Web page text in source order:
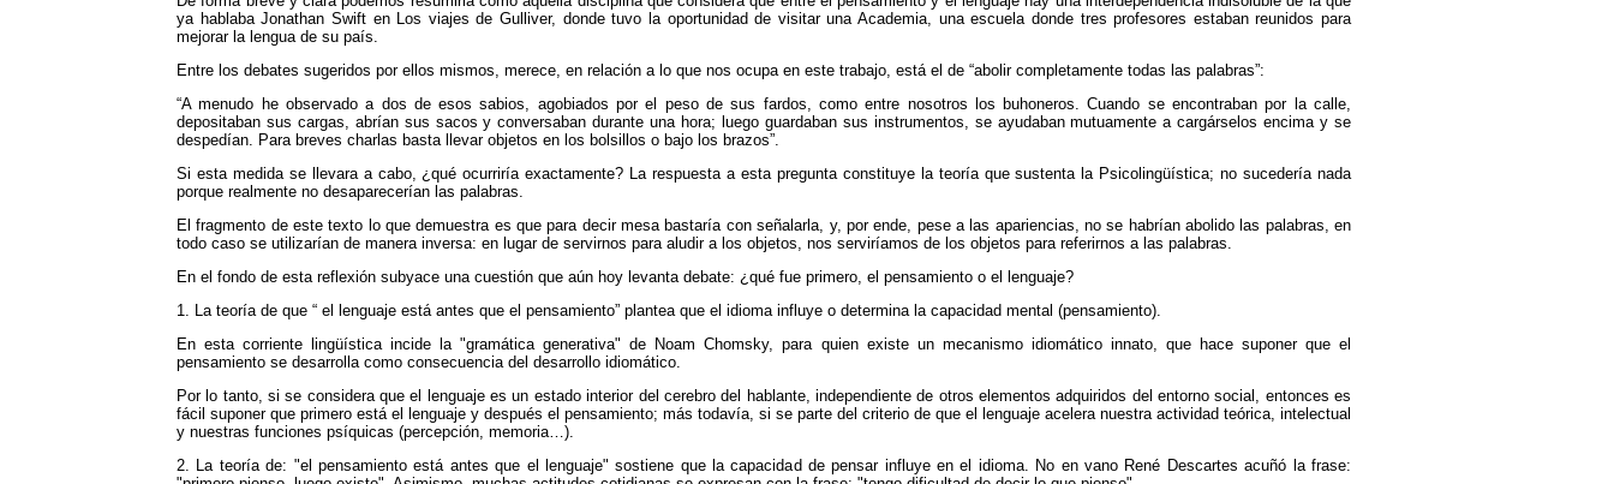
ya hablaba Jonathan Swift en Los viajes de Gulliver, donde tuvo la oportunidad de visitar una Academia, una escuela donde tres profesores estaban reunidos para
mejorar la lengua de su país.
Entre los debates sugeridos por ellos mismos, merece, en relación a lo que nos ocupa en este trabajo, está el de “abolir completamente todas las palabras”:
“A menudo he observado a dos de esos sabios, agobiados por el peso de sus fardos, como entre nosotros los buhoneros. Cuando se encontraban por la calle,
depositaban sus cargas, abrían sus sacos y conversaban durante una hora; luego guardaban sus instrumentos, se ayudaban mutuamente a cargárselos encima y se
despedían. Para breves charlas basta llevar objetos en los bolsillos o bajo los brazos”.
Si esta medida se llevara a cabo, ¿qué ocurriría exactamente? La respuesta a esta pregunta constituye la teoría que sustenta la Psicolingüística; no sucedería nada
porque realmente no desaparecerían las palabras.
El fragmento de este texto lo que demuestra es que para decir mesa bastaría con señalarla, y, por ende, pese a las apariencias, no se habrían abolido las palabras, en
todo caso se utilizarían de manera inversa: en lugar de servirnos para aludir a los objetos, nos serviríamos de los objetos para referirnos a las palabras.
En el fondo de esta reflexión subyace una cuestión que aún hoy levanta debate: ¿qué fue primero, el pensamiento o el lenguaje?
1. La teoría de que “ el lenguaje está antes que el pensamiento” plantea que el idioma influye o determina la capacidad mental (pensamiento).
En esta corriente lingüística incide la "gramática generativa" de Noam Chomsky, para quien existe un mecanismo idiomático innato, que hace suponer que el
pensamiento se desarrolla como consecuencia del desarrollo idiomático.
Por lo tanto, si se considera que el lenguaje es un estado interior del cerebro del hablante, independiente de otros elementos adquiridos del entorno social, entonces es
fácil suponer que primero está el lenguaje y después el pensamiento; más todavía, si se parte del criterio de que el lenguaje acelera nuestra actividad teórica, intelectual
y nuestras funciones psíquicas (percepción, memoria…).
2. La teoría de: "el pensamiento está antes que el lenguaje" sostiene que la capacidad de pensar influye en el idioma. No en vano René Descartes acuñó la frase: